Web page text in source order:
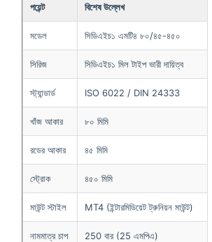
পয়েন্ট বিশেষ উল্লেখ
মডেল সিডিএইচ১ এমটি৪ ৮০/৪৫-৪৫০
সিরিজ সিডিএইচ১ মিল টাইপ ভারী দায়িত্ব
স্ট্যান্ডার্ড ISO 6022 / DIN 24333
খাঁজ আকার ৮০ মিমি
রডের আকার ৪৫ মিমি
স্ট্রোক ৪৫০ মিমি
মাউন্ট স্টাইল MT4 (ইন্টারমিডিয়েট ট্রুনিয়ন মাউন্ট)
নামমাত্র চাপ 250 বার (25 এমপিএ)